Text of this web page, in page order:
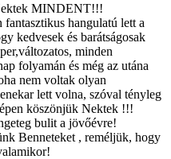
MINDENT!!!
hangulatú lett a
kedvesek és barátságosak
minden
folyamán és még az utána
nem voltak olyan
lett volna, szóval tényleg
köszönjük Nektek !!!
bulit a jövőévre!
Benneteket , reméljük, hogy